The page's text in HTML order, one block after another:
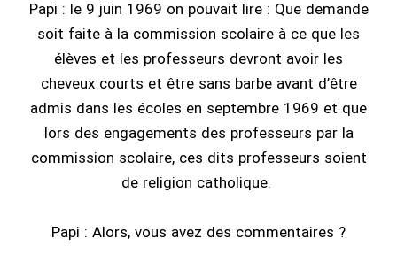
Papi : le 9 juin 1969 on pouvait lire : Que demande
soit faite à la commission scolaire à ce que les
élèves et les professeurs devront avoir les
cheveux courts et être sans barbe avant d’être
admis dans les écoles en septembre 1969 et que
lors des engagements des professeurs par la
commission scolaire, ces dits professeurs soient
de religion catholique.
Papi : Alors, vous avez des commentaires ?